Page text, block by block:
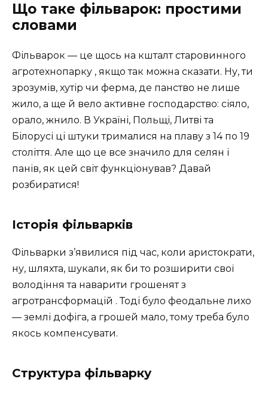
Що таке фільварок: простими
словами
Фільварок — це щось на кшталт старовинного
агротехнопарку , якщо так можна сказати. Ну, ти
зрозумів, хутір чи ферма, де панство не лише
жило, а ще й вело активне господарство: сіяло,
орало, жнило. В Україні, Польщі, Литві та
Білорусі ці штуки трималися на плаву з 14 по 19
століття. Але що це все значило для селян і
панів, як цей світ функціонував? Давай
розбиратися!
Історія фільварків
Фільварки з’явилися під час, коли аристократи,
ну, шляхта, шукали, як би то розширити свої
володіння та наварити грошенят з
агротрансформацій . Тоді було феодальне лихо
— землі дофіга, а грошей мало, тому треба було
якось компенсувати.
Структура фільварку